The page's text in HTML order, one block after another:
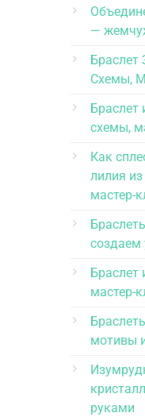
—
Браслет
Схемы,
Браслет
схемы,
Как
лилия
мастер-
создаем
Браслет
мастер-
мотивы
руками